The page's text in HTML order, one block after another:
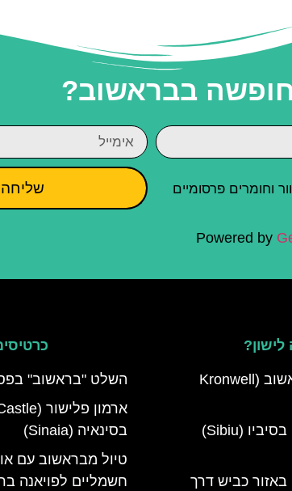
בבראשוב?
וחומרים פרסומיים שליחה
Powered by
לישון?
מלון קרונוול בראשוב (Kronwell
מלונות מומלצים בסיביו (Sibiu)
באזור כביש דרך
השלט "בראשוב"
בסינאיה (Sinaia)
טיול מבראשוב עם
חשמליים לפויאנה